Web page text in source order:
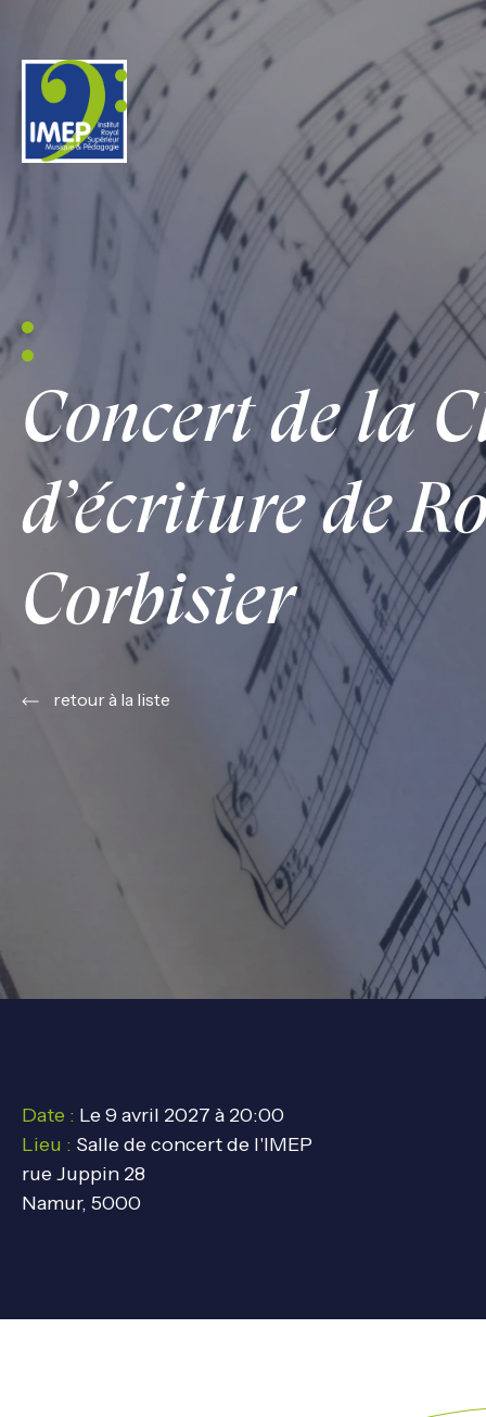
IMEP
Concert de la
d’écriture de
Corbisier
retour à la liste
Date : Le 9 avril 2027 à 20:00
Lieu : Salle de concert de l'IMEP
rue Juppin 28
Namur, 5000